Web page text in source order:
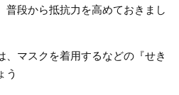
普段から抵抗力を高めておきまし
、マスクを着用するなどの『せき
う